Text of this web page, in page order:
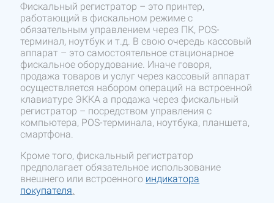
Фискальный регистратор – это принтер,
работающий в фискальном режиме с
обязательным управлением через ПК, POS-
терминал, ноутбук и т.д. В свою очередь кассовый
аппарат – это самостоятельное стационарное
фискальное оборудование. Иначе говоря,
продажа товаров и услуг через кассовый аппарат
осуществляется набором операций на встроенной
клавиатуре ЭККА а продажа через фискальный
регистратор – посредством управления с
компьютера, POS-терминала, ноутбука, планшета,
смартфона.
Кроме того, фискальный регистратор
предполагает обязательное использование
внешнего или встроенного индикатора
покупателя.